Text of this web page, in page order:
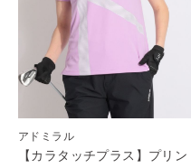
アドミラル
【カラタッチプラス】プリン